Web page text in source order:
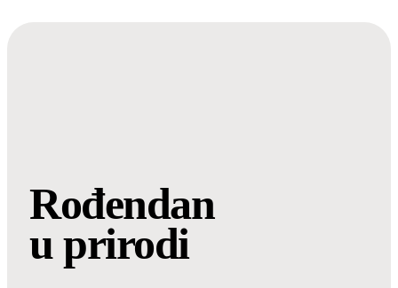
Rođendan
u prirodi